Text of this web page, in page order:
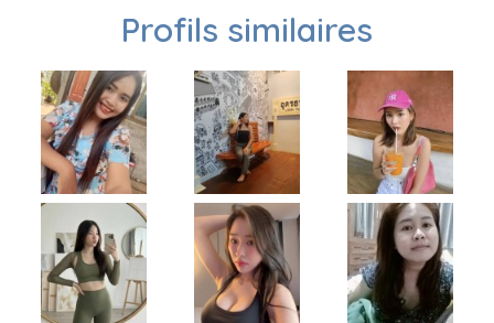
Profils similaires